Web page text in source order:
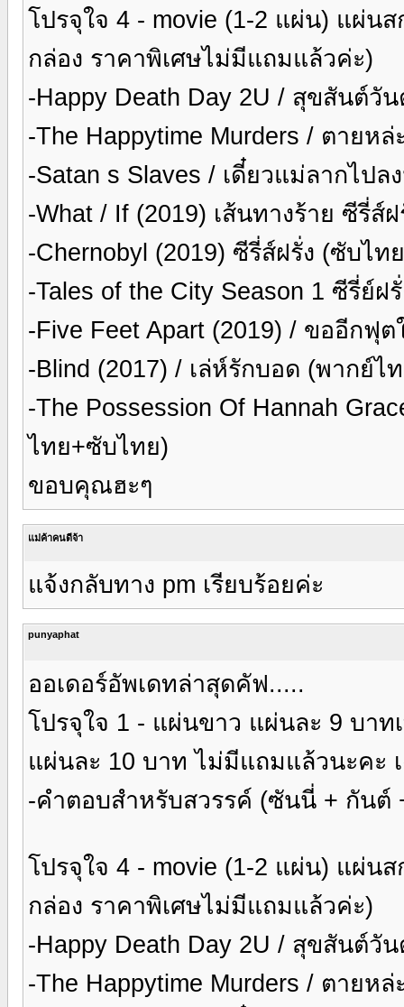
โปรจุใจ 4 - movie (1-2 แผ่น) แผ่น
กล่อง ราคาพิเศษไม่มีแถมแล้วค่ะ)
-Happy Death Day 2U / สุขสันต์วั
-The Happytime Murders / ตายห
-Satan s Slaves / เดี๋ยวแม่ลากไป
-What / If (2019) เส้นทางร้าย ซีรี่ส์
-Chernobyl (2019) ซีรี่ส์ฝรั่ง (ซับไท
-Tales of the City Season 1 ซีรี่ย์
-Five Feet Apart (2019) / ขออีกฟุ
-Blind (2017) / เล่ห์รักบอด (พากย์ไ
-The Possession Of Hannah
ไทย+ซับไทย)
ขอบคุณฮะๆ
แม่ค้าคนดีจ้า
แจ้งกลับทาง pm เรียบร้อยค่ะ
punyaphat
ออเดอร์อัพเดทล่าสุดคัฟ.....
โปรจุใจ 1 - แผ่นขาว แผ่นละ 9 บา
แผ่นละ 10 บาท ไม่มีแถมแล้วนะคะ
-คำตอบสำหรับสวรรค์ (ซันนี่ + กัน
โปรจุใจ 4 - movie (1-2 แผ่น) แผ่น
กล่อง ราคาพิเศษไม่มีแถมแล้วค่ะ)
-Happy Death Day 2U / สุขสันต์วั
-The Happytime Murders / ตายห